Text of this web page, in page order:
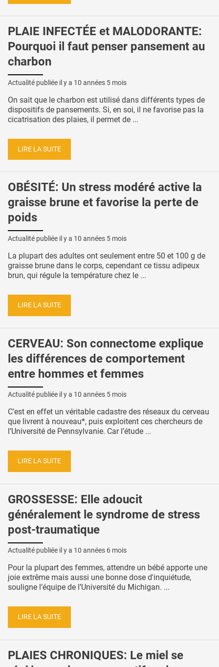
PLAIE INFECTÉE et MALODORANTE:
Pourquoi il faut penser pansement au
charbon
Actualité publiée il y a 10 années 5 mois
On sait que le charbon est utilisé dans différents types de
dispositifs de pansements. Si, en soi, il ne favorise pas la
cicatrisation des plaies, il permet de ...
LIRE LA SUITE
OBÉSITÉ: Un stress modéré active la
graisse brune et favorise la perte de
poids
Actualité publiée il y a 10 années 5 mois
La plupart des adultes ont seulement entre 50 et 100 g de
graisse brune dans le corps, cependant ce tissu adipeux
brun, qui régule la température chez le ...
LIRE LA SUITE
CERVEAU: Son connectome explique
les différences de comportement
entre hommes et femmes
Actualité publiée il y a 10 années 5 mois
C’est en effet un véritable cadastre des réseaux du cerveau
que livrent à nouveau*, puis exploitent ces chercheurs de
l’Université de Pennsylvanie. Car l’étude ...
LIRE LA SUITE
GROSSESSE: Elle adoucit
généralement le syndrome de stress
post-traumatique
Actualité publiée il y a 10 années 6 mois
Pour la plupart des femmes, attendre un bébé apporte une
joie extrême mais aussi une bonne dose d'inquiétude,
souligne l’équipe de l’Université du Michigan. ...
LIRE LA SUITE
PLAIES CHRONIQUES: Le miel se